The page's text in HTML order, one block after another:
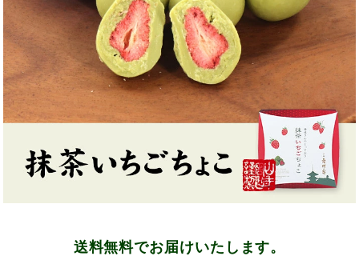
送料無料でお届けいたします。